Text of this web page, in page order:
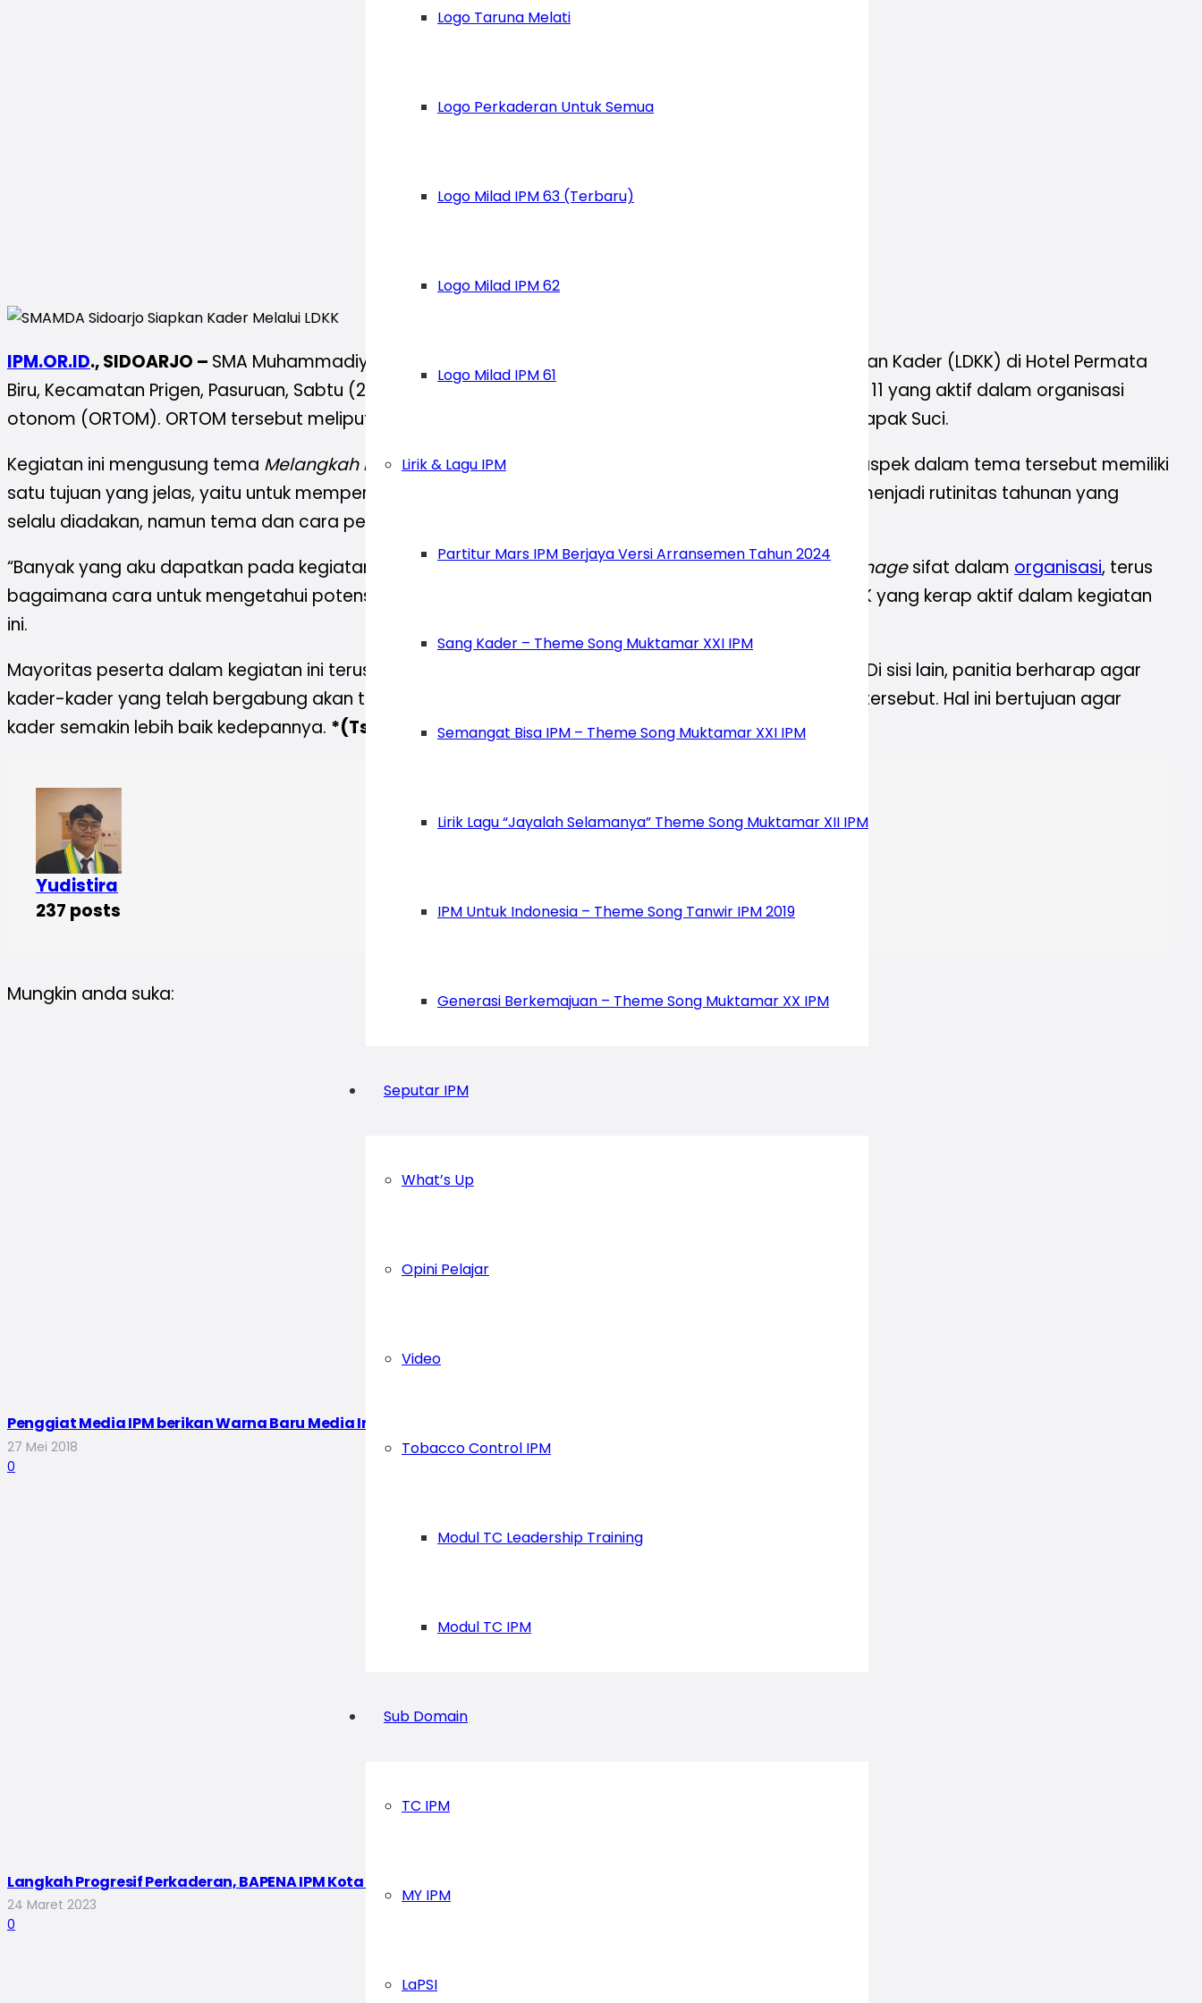
Logo Taruna Melati
Logo Perkaderan Untuk Semua
Logo Milad IPM 63 (Terbaru)
Logo Milad IPM 62
Logo Milad IPM 61
Lirik & Lagu IPM
Partitur Mars IPM Berjaya Versi Arransemen Tahun 2024
Sang Kader – Theme Song Muktamar XXI IPM
Semangat Bisa IPM – Theme Song Muktamar XXI IPM
Lirik Lagu “Jayalah Selamanya” Theme Song Muktamar XII IPM
IPM Untuk Indonesia – Theme Song Tanwir IPM 2019
Generasi Berkemajuan – Theme Song Muktamar XX IPM
Seputar IPM
What’s Up
Opini Pelajar
Video
Tobacco Control IPM
Modul TC Leadership Training
Modul TC IPM
Sub Domain
TC IPM
MY IPM
LaPSI
IPM.OR.ID., SIDOARJO – SMA Muhammadiyah 2 (SMAMDA) Sidoarjo gelar Pelatihan Dasar Kepemimpinan Kader (LDKK) di Hotel Permata
Biru, Kecamatan Prigen, Pasuruan, Sabtu (23/09/2023). Kegiatan ini diikuti oleh siswa-siswi kelas 10 dan 11 yang aktif dalam organisasi
otonom (ORTOM). ORTOM tersebut meliputi Hizbul Wathan, Ikatan Pelajar Muhammadiyah (IPM), dan Tapak Suci.
Kegiatan ini mengusung tema Melangkah Maju, Berdedikasi, Kreatif dan Bersolidaritas Tinggi,
kelima aspek dalam tema tersebut memiliki
satu tujuan yang jelas, yaitu untuk mempersiapkan para kadernya untuk periode selanjutnya. LDKK ini menjadi rutinitas tahunan yang
selalu diadakan, namun tema dan cara penyampaian dalam pelatihan ini selalu berubah-ubah.
“Banyak yang aku dapatkan pada kegiatan LDKK tahun ini, seperti cara menyelesaikan konflik, me-
managesifat dalam organisasi, terus
bagaimana cara untuk mengetahui potensi diri sendiri,” jawab Shakila Moreen, salah satu peserta LDKK yang kerap aktif dalam kegiatan
ini.
Mayoritas peserta dalam kegiatan ini terus menunjukkan sikap positif ketika pelatihan ini berlangsung. Di sisi lain, panitia berharap agar
kader-kader yang telah bergabung akan tetap mempertahankan dan mengembangkan sikap-sikap tersebut. Hal ini bertujuan agar
kader semakin lebih baik kedepannya. *(Tsabita)
Yudistira
237 posts
Mungkin anda suka:
Penggiat Media IPM berikan Warna Baru Media Indonesia
27 Mei 2018
0
Langkah Progresif Perkaderan, BAPENA IPM Kota Bandar Lampung Adakan Diskusi Kefasilitatoran
24 Maret 2023
0